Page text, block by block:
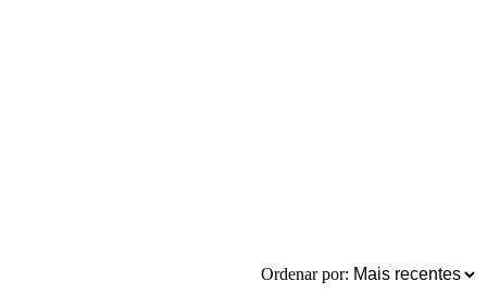
Ordenar por: